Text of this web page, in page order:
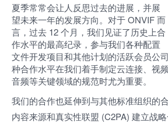
夏季常常会让人反思过去的进展，并展
望未来一年的发展方向。对于 ONVIF 而
言，过去 12 个月，我们见证了历史上合
作水平的最高纪录，参与我们各种配置
文件开发项目和其他计划的活跃会员公
种合作水平在我们着手制定云连接、视
音频等关键领域的规范时尤为重要。
我们的合作也延伸到与其他标准组织的
内容来源和真实性联盟 (C2PA) 建立战